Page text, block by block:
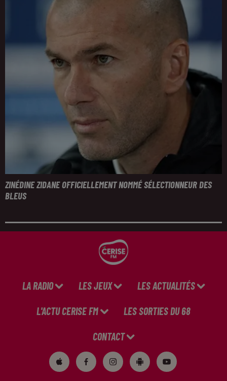
ZINÉDINE ZIDANE OFFICIELLEMENT NOMMÉ SÉLECTIONNEUR DES
BLEUS
LA RADIO LES JEUX LES ACTUALITÉS
L'ACTU CERISE FM LES SORTIES DU 68
CONTACT